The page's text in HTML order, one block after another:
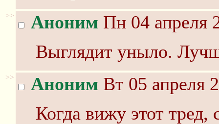
>> Аноним Пн 04 апреля
Выглядит уныло.
>> Аноним Вт 05 апреля
Когда вижу этот тред,